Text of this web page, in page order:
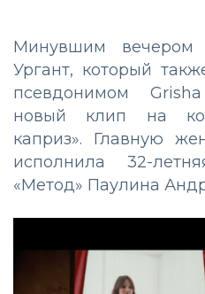
Минувшим вечером
Ургант, который
псевдонимом
новый клип на
каприз». Главную
исполнила 32-
«Метод» Паулина